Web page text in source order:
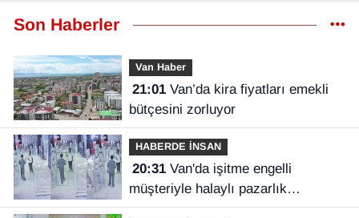
Son Haberler
Van Haber
21:01Van’da kira fiyatları emekli
bütçesini zorluyor
HABERDE İNSAN
20:31Van'da işitme engelli
müşteriyle halaylı pazarlık
gülümsetti